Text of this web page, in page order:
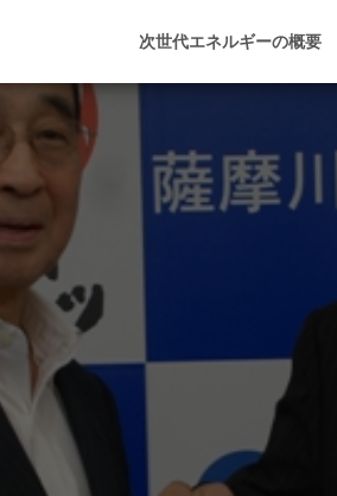
次世代エネルギーの概要